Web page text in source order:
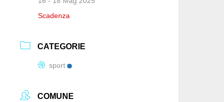
Scadenza
CATEGORIE
sport
COMUNE